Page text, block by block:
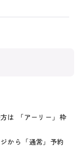
は 「アーリー」枠
から「通常」予約